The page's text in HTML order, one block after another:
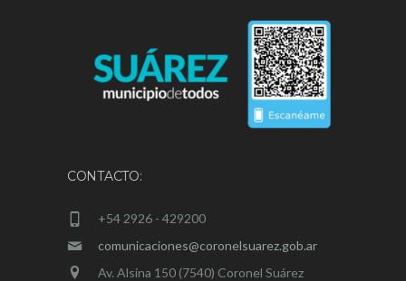
CONTACTO:
+54 2926 - 429200
comunicaciones@coronelsuarez.gob.ar
Av. Alsina 150 (7540) Coronel Suárez